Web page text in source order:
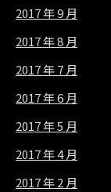
2017 年 9 月
2017 年 8 月
2017 年 7 月
2017 年 6 月
2017 年 5 月
2017 年 4 月
2017 年 2 月